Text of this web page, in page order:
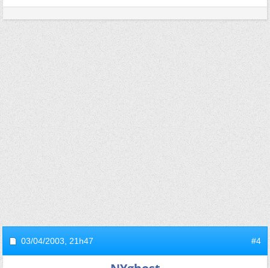
03/04/2003, 21h47 #4